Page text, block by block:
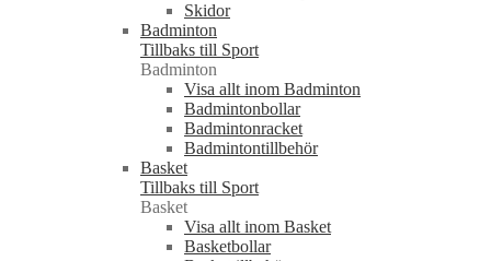
Skidor
Badminton
Tillbaks till Sport
Badminton
Visa allt inom Badminton
Badmintonbollar
Badmintonracket
Badmintontillbehör
Basket
Tillbaks till Sport
Basket
Visa allt inom Basket
Basketbollar